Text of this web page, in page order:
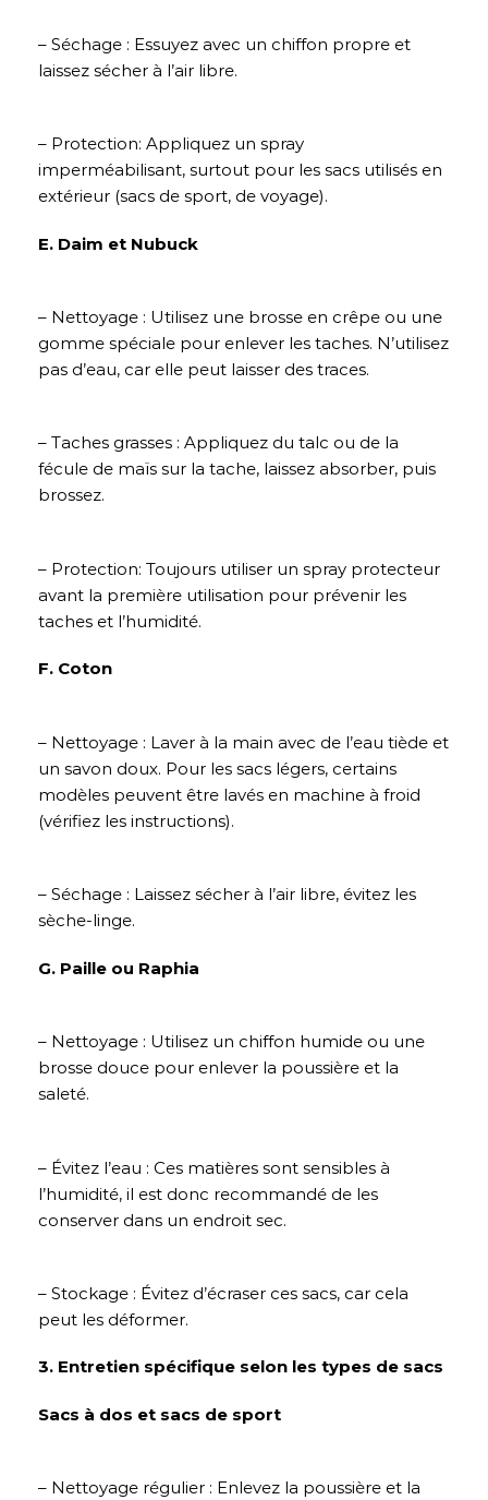
– Séchage : Essuyez avec un chiffon propre et
laissez sécher à l’air libre.
– Protection: Appliquez un spray
imperméabilisant, surtout pour les sacs utilisés en
extérieur (sacs de sport, de voyage).
E. Daim et Nubuck
– Nettoyage : Utilisez une brosse en crêpe ou une
gomme spéciale pour enlever les taches. N’utilisez
pas d’eau, car elle peut laisser des traces.
– Taches grasses : Appliquez du talc ou de la
fécule de maïs sur la tache, laissez absorber, puis
brossez.
– Protection: Toujours utiliser un spray protecteur
avant la première utilisation pour prévenir les
taches et l’humidité.
F. Coton
– Nettoyage : Laver à la main avec de l’eau tiède et
un savon doux. Pour les sacs légers, certains
modèles peuvent être lavés en machine à froid
(vérifiez les instructions).
– Séchage : Laissez sécher à l’air libre, évitez les
sèche-linge.
G. Paille ou Raphia
– Nettoyage : Utilisez un chiffon humide ou une
brosse douce pour enlever la poussière et la
saleté.
– Évitez l’eau : Ces matières sont sensibles à
l’humidité, il est donc recommandé de les
conserver dans un endroit sec.
– Stockage : Évitez d’écraser ces sacs, car cela
peut les déformer.
3. Entretien spécifique selon les types de sacs
Sacs à dos et sacs de sport
– Nettoyage régulier : Enlevez la poussière et la